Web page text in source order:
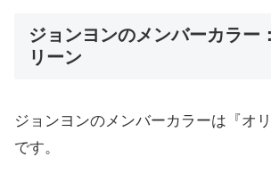
ジョンヨンのメンバーカラー
リーン
ジョンヨンのメンバーカラーは『オ
です。